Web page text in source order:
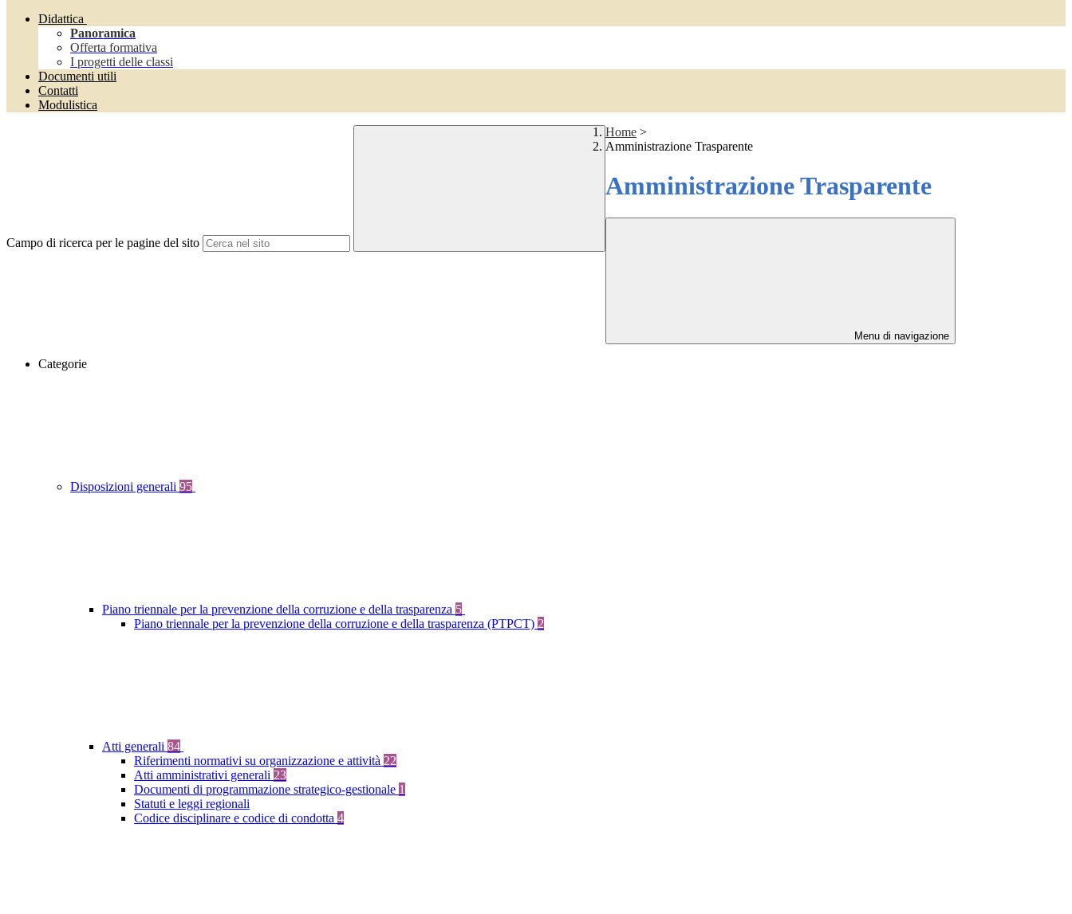
Didattica
Panoramica
Offerta formativa
I progetti delle classi
Documenti utili
Contatti
Modulistica
Campo di ricerca per le pagine del sito
Home >
Amministrazione Trasparente
Amministrazione Trasparente
Menu di navigazione
Categorie
Disposizioni generali 95
Piano triennale per la prevenzione della corruzione e della trasparenza 5
Piano triennale per la prevenzione della corruzione e della trasparenza (PTPCT) 2
Atti generali 84
Riferimenti normativi su organizzazione e attività 22
Atti amministrativi generali 23
Documenti di programmazione strategico-gestionale 1
Statuti e leggi regionali
Codice disciplinare e codice di condotta 4